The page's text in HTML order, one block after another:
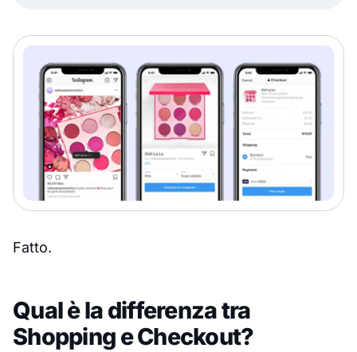
Fatto.
Qual è la differenza tra
Shopping e Checkout?